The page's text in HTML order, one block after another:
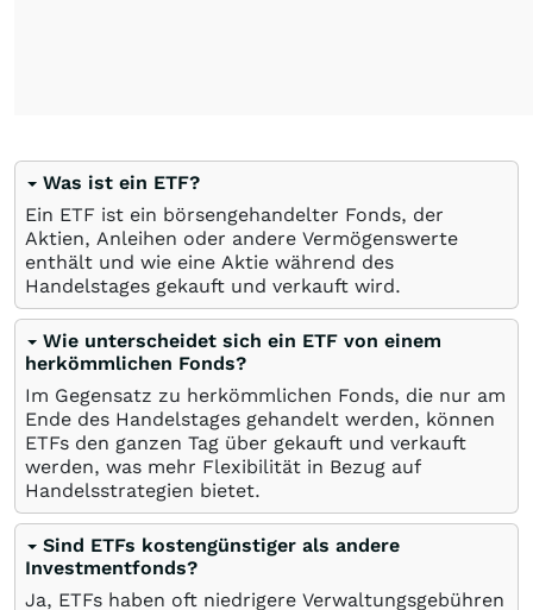
Was ist ein ETF?
Ein ETF ist ein börsengehandelter Fonds, der
Aktien, Anleihen oder andere Vermögenswerte
enthält und wie eine Aktie während des
Handelstages gekauft und verkauft wird.
Wie unterscheidet sich ein ETF von einem
herkömmlichen Fonds?
Im Gegensatz zu herkömmlichen Fonds, die nur am
Ende des Handelstages gehandelt werden, können
ETFs den ganzen Tag über gekauft und verkauft
werden, was mehr Flexibilität in Bezug auf
Handelsstrategien bietet.
Sind ETFs kostengünstiger als andere
Investmentfonds?
Ja, ETFs haben oft niedrigere Verwaltungsgebühren